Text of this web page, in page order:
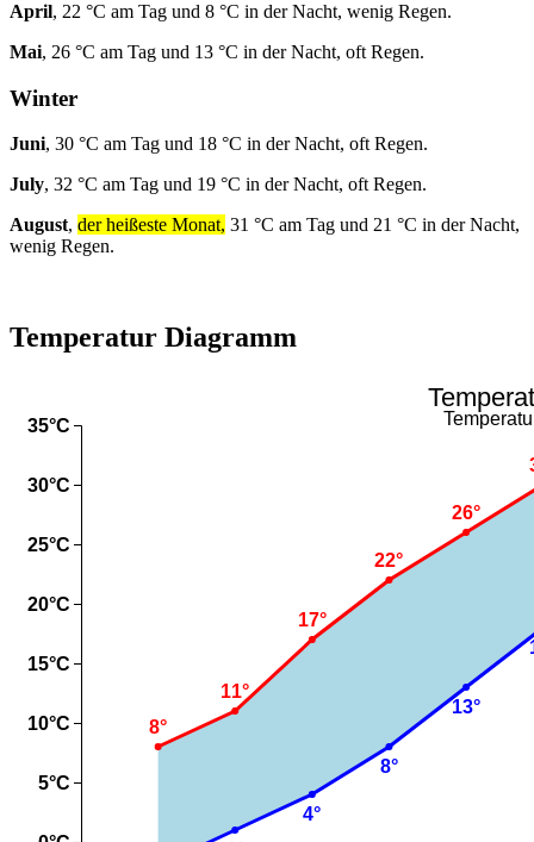
April, 22 °C am Tag und 8 °C in der Nacht, wenig Regen.
Mai, 26 °C am Tag und 13 °C in der Nacht, oft Regen.
Winter
Juni, 30 °C am Tag und 18 °C in der Nacht, oft Regen.
July, 32 °C am Tag und 19 °C in der Nacht, oft Regen.
August, der heißeste Monat, 31 °C am Tag und 21 °C in der Nacht,
wenig Regen.
Temperatur Diagramm